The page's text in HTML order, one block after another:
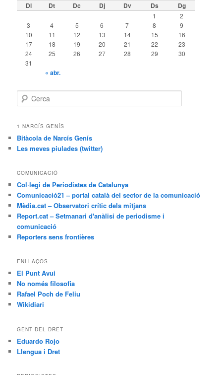
Dl Dt Dc Dj Dv Ds Dg
1
2
3
4 5 6 7 8
9
10
11 12 13 14 15
16
17
18 19 20 21 22
23
24
25 26 27 28 29
30
31
« abr.
e
c1 NARCÍS GENÍS
Bitàcola de Narcís Genís
Les meves piulades (twitter)
COMUNICACIÓ
Col·legi de Periodistes de Catalunya
Comunicació21 – portal català del sector de la comunicació
Mèdia.cat – Observatori crític dels mitjans
Report.cat – Setmanari d'anàlisi de periodisme i
comunicació
Reporters sens frontières
ENLLAÇOS
El Punt Avui
No només filosofia
Rafael Poch de Feliu
Wikidiari
GENT DEL DRET
Eduardo Rojo
Llengua i Dret